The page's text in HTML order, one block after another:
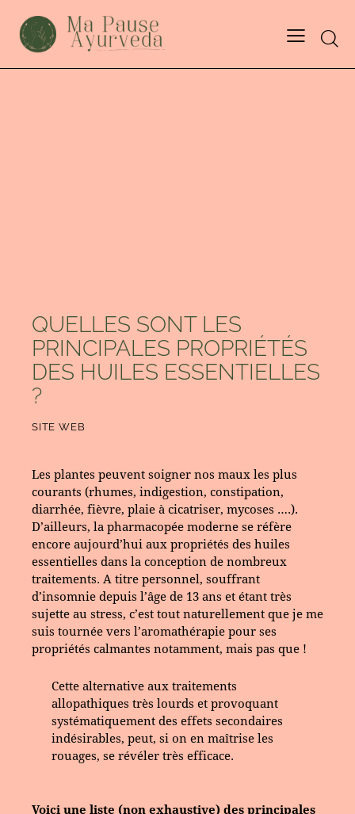
QUELLES SONT LES
PRINCIPALES PROPRIÉTÉS
DES HUILES ESSENTIELLES
?
SITE WEB
Les plantes peuvent soigner nos maux les plus
courants (rhumes, indigestion, constipation,
diarrhée, fièvre, plaie à cicatriser, mycoses ….).
D’ailleurs, la pharmacopée moderne se réfère
encore aujourd’hui aux propriétés des huiles
essentielles dans la conception de nombreux
traitements. A titre personnel, souffrant
d’insomnie depuis l’âge de 13 ans et étant très
sujette au stress, c’est tout naturellement que je me
suis tournée vers l’aromathérapie pour ses
propriétés calmantes notamment, mais pas que !
Cette alternative aux traitements
allopathiques très lourds et provoquant
systématiquement des effets secondaires
indésirables, peut, si on en maîtrise les
rouages, se révéler très efficace.
Voici une liste (non exhaustive) des principales